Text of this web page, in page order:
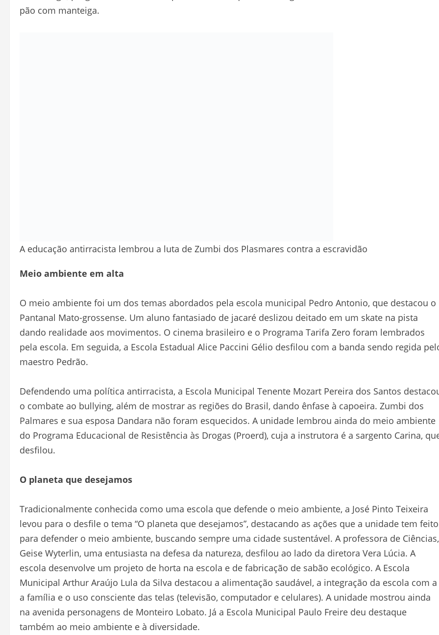
pão com manteiga.
A educação antirracista lembrou a luta de Zumbi dos Plasmares contra a escravidão
Meio ambiente em alta
O meio ambiente foi um dos temas abordados pela escola municipal Pedro Antonio, que destacou o
Pantanal Mato-grossense. Um aluno fantasiado de jacaré deslizou deitado em um skate na pista
dando realidade aos movimentos. O cinema brasileiro e o Programa Tarifa Zero foram lembrados
pela escola. Em seguida, a Escola Estadual Alice Paccini Gélio desfilou com a banda sendo regida
maestro Pedrão.
Defendendo uma política antirracista, a Escola Municipal Tenente Mozart Pereira dos Santos
o combate ao bullying, além de mostrar as regiões do Brasil, dando ênfase à capoeira. Zumbi dos
Palmares e sua esposa Dandara não foram esquecidos. A unidade lembrou ainda do meio ambiente
do Programa Educacional de Resistência às Drogas (Proerd), cuja a instrutora é a sargento Carina,
desfilou.
O planeta que desejamos
Tradicionalmente conhecida como uma escola que defende o meio ambiente, a José Pinto Teixeira
levou para o desfile o tema “O planeta que desejamos”, destacando as ações que a unidade tem feito
para defender o meio ambiente, buscando sempre uma cidade sustentável. A professora de Ciências,
Geise Wyterlin, uma entusiasta na defesa da natureza, desfilou ao lado da diretora Vera Lúcia. A
escola desenvolve um projeto de horta na escola e de fabricação de sabão ecológico. A Escola
Municipal Arthur Araújo Lula da Silva destacou a alimentação saudável, a integração da escola com a
a família e o uso consciente das telas (televisão, computador e celulares). A unidade mostrou ainda
na avenida personagens de Monteiro Lobato. Já a Escola Municipal Paulo Freire deu destaque
também ao meio ambiente e à diversidade.